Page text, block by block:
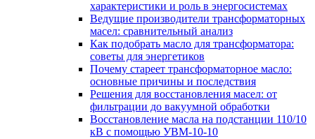
характеристики и роль в энергосистемах
Ведущие производители трансформаторных
масел: сравнительный анализ
Как подобрать масло для трансформатора:
советы для энергетиков
Почему стареет трансформаторное масло:
основные причины и последствия
Решения для восстановления масел: от
фильтрации до вакуумной обработки
Восстановление масла на подстанции 110/10
кВ с помощью УВМ-10-10